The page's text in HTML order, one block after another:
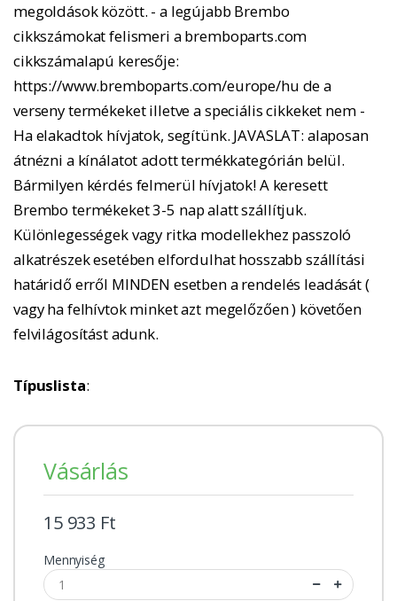
megoldások között. - a legújabb Brembo
cikkszámokat felismeri a bremboparts.com
cikkszámalapú keresője:
https://www.bremboparts.com/europe/hu de a
verseny termékeket illetve a speciális cikkeket nem -
Ha elakadtok hívjatok, segítünk. JAVASLAT: alaposan
átnézni a kínálatot adott termékkategórián belül.
Bármilyen kérdés felmerül hívjatok! A keresett
Brembo termékeket 3-5 nap alatt szállítjuk.
Különlegességek vagy ritka modellekhez passzoló
alkatrészek esetében elfordulhat hosszabb szállítási
határidő erről MINDEN esetben a rendelés leadását (
vagy ha felhívtok minket azt megelőzően ) követően
felvilágosítást adunk.
Típuslista:
Vásárlás
15 933 Ft
Mennyiség